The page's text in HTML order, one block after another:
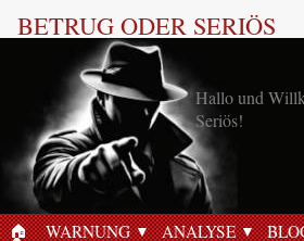
BETRUG ODER SERIÖS
Hallo und
Seriös!
🏠︎ WARNUNG ANALYSE